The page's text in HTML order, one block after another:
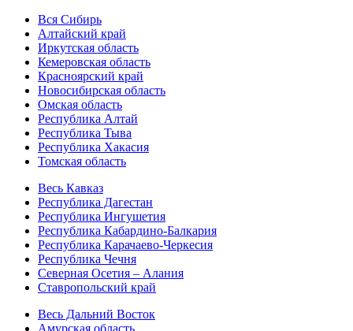
Вся Сибирь
Алтайский край
Иркутская область
Кемеровская область
Красноярский край
Новосибирская область
Омская область
Республика Алтай
Республика Тыва
Республика Хакасия
Томская область
Весь Кавказ
Республика Дагестан
Республика Ингушетия
Республика Кабардино-Балкария
Республика Карачаево-Черкесия
Республика Чечня
Северная Осетия – Алания
Ставропольский край
Весь Дальний Восток
Амурская область